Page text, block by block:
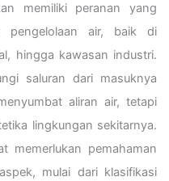
memiliki peranan yang
pengelolaan air, baik di
hingga kawasan industri.
saluran dari masuknya
aliran air, tetapi
lingkungan sekitarnya.
memerlukan pemahaman
mulai dari klasifikasi